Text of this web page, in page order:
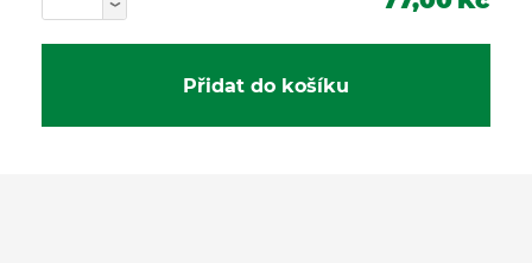
Přidat do košíku